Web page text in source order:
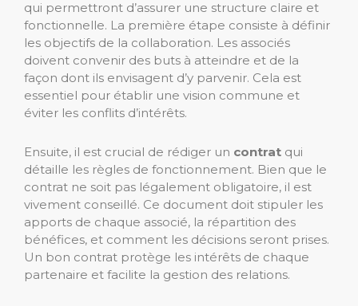
qui permettront d’assurer une structure claire et
fonctionnelle. La première étape consiste à définir
les objectifs de la collaboration. Les associés
doivent convenir des buts à atteindre et de la
façon dont ils envisagent d’y parvenir. Cela est
essentiel pour établir une vision commune et
éviter les conflits d’intérêts.
Ensuite, il est crucial de rédiger un contrat qui
détaille les règles de fonctionnement. Bien que le
contrat ne soit pas légalement obligatoire, il est
vivement conseillé. Ce document doit stipuler les
apports de chaque associé, la répartition des
bénéfices, et comment les décisions seront prises.
Un bon contrat protège les intérêts de chaque
partenaire et facilite la gestion des relations.